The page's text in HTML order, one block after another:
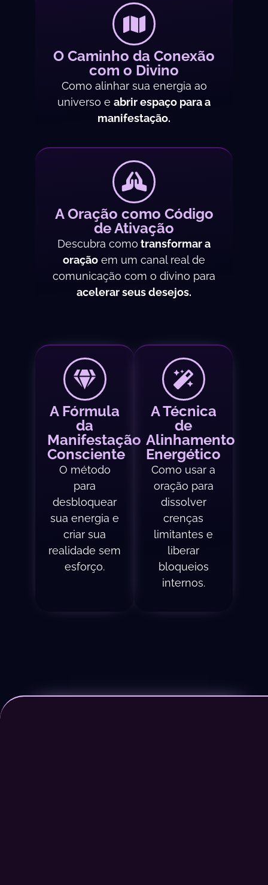
O Caminho da Conexão
com o Divino
Como alinhar sua energia ao
universo e abrir espaço para a
manifestação.
A Oração como Código
de Ativação
Descubra como transformar a
oração em um canal real de
comunicação com o divino para
acelerar seus desejos.
A Fórmula
da
Manifestação
Consciente
O método
para
desbloquear
sua energia e
criar sua
realidade sem
esforço.
A Técnica
de
Alinhamento
Energético
Como usar a
oração para
dissolver
crenças
limitantes e
liberar
bloqueios
internos.